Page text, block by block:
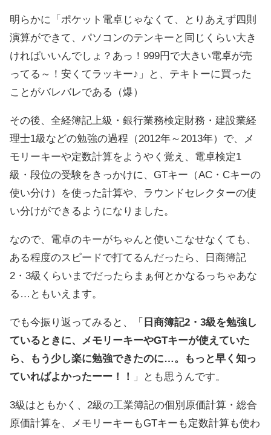
明らかに「ポケット電卓じゃなくて、とりあえず四則
演算ができて、パソコンのテンキーと同じくらい大き
ければいいんでしょ？あっ！999円で大きい電卓が売
ってる～！安くてラッキー♪」と、テキトーに買った
ことがバレバレである（爆）
その後、全経簿記上級・銀行業務検定財務・建設業経
理士1級などの勉強の過程（2012年～2013年）で、メ
モリーキーや定数計算をようやく覚え、電卓検定1
級・段位の受験をきっかけに、GTキー（AC・Cキーの
使い分け）を使った計算や、ラウンドセレクターの使
い分けができるようになりました。
なので、電卓のキーがちゃんと使いこなせなくても、
ある程度のスピードで打てるんだったら、日商簿記
2・3級くらいまでだったらまぁ何とかなるっちゃあな
る…ともいえます。
でも今振り返ってみると、「 日商簿記2・3級を勉強し
ているときに、メモリーキーやGTキーが使えていた
ら、もう少し楽に勉強できたのに…。もっと早く知っ
ていればよかったーー！！
」とも思うんです。
3級はともかく、2級の工業簿記の個別原価計算・総合
原価計算を、メモリーキーもGTキーも定数計算も使わ